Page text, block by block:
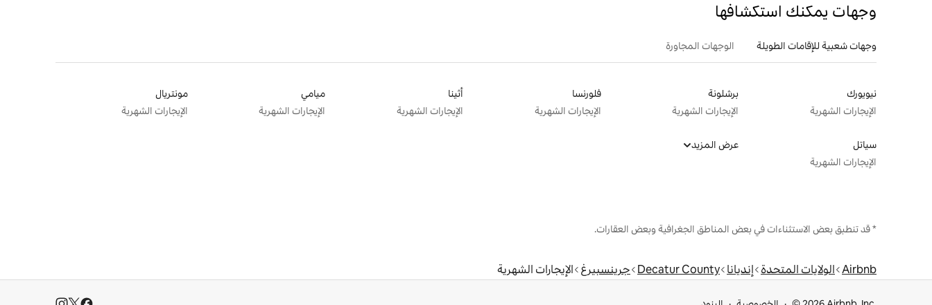
وجهات يمكنك استكشافها
وجهات شعبية للإقامات الطويلة الوجهات المجاورة
نيويورك
الإيجارات الشهرية
برشلونة
الإيجارات الشهرية
فلورنسا
الإيجارات الشهرية
أثينا
الإيجارات الشهرية
ميامي
الإيجارات الشهرية
مونتريال
الإيجارات الشهرية
سياتل
الإيجارات الشهرية
عرض المزيد
* قد تنطبق بعض الاستثناءات في بعض المناطق الجغرافية وبعض العقارات.
Airbnb الولايات المتحدة إنديانا Decatur County جرينسبيرغ الإيجارات الشهرية